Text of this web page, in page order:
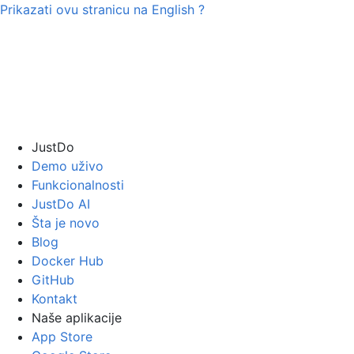
Prikazati ovu stranicu na English ?
JustDo
Demo uživo
Funkcionalnosti
JustDo AI
Šta je novo
Blog
Docker Hub
GitHub
Kontakt
Naše aplikacije
App Store